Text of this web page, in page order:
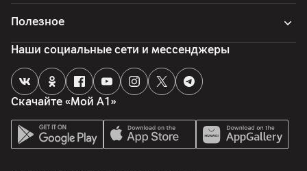
Объем встроенной памяти
SSD
Объем оперативной памяти
Тип оперативной памяти
DDR5
Полезное
Скачайте «Мой А1»
Наши социальные сети и мессенджеры